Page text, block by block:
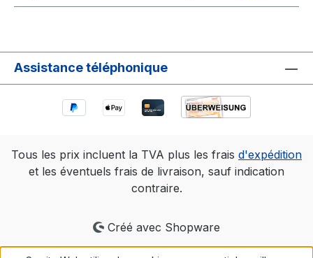
Assistance téléphonique
Tous les prix incluent la TVA plus les frais d'expédition
et les éventuels frais de livraison, sauf indication
contraire.
Créé avec Shopware